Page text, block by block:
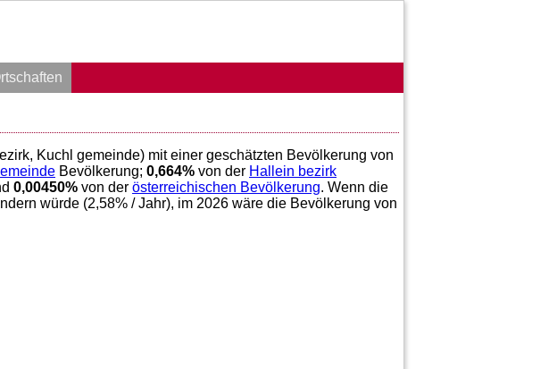
Kuchl gemeinde) mit einer geschätzten Bevölkerung von
Bevölkerung; 0,664% von der Hallein bezirk
0,00450% von der österreichischen Bevölkerung. Wenn die
würde (2,58% / Jahr), im 2026 wäre die Bevölkerung von